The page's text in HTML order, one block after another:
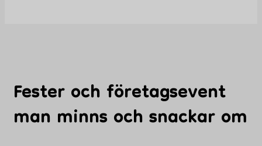
Fester och företagsevent
man minns och snackar om